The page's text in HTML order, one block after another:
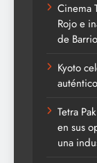
Cinema
Rojo e
de
Kyoto
Tetra
en sus
una